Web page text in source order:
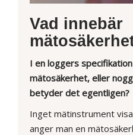
Vad innebär
I en loggers
mätosäkerhet, eller
betyder det egentligen?
Inget mätinstrument
anger man en